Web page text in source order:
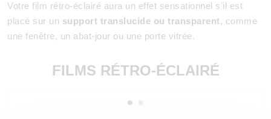
Votre film rétro-éclairé aura un effet sensationnel s'il est
placé sur un support translucide ou transparent, comme
une fenêtre, un abat-jour ou une porte vitrée.
FILMS RÉTRO-ÉCLAIRÉ